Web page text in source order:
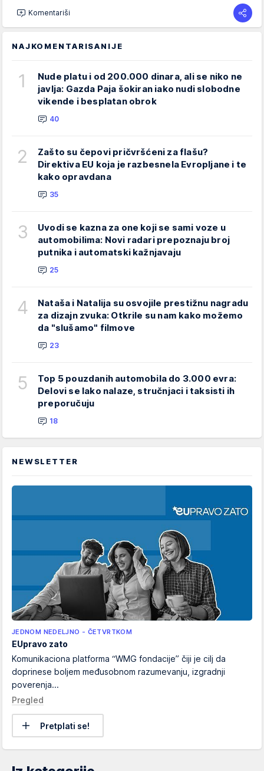
Komentariši
NAJKOMENTARISANIJE
1
Nude platu i od 200.000 dinara, ali se niko ne
javlja: Gazda Paja šokiran iako nudi slobodne
vikende i besplatan obrok
40
2
Zašto su čepovi pričvršćeni za flašu?
Direktiva EU koja je razbesnela Evropljane i te
kako opravdana
35
3
Uvodi se kazna za one koji se sami voze u
automobilima: Novi radari prepoznaju broj
putnika i automatski kažnjavaju
25
4
Nataša i Natalija su osvojile prestižnu nagradu
za dizajn zvuka: Otkrile su nam kako možemo
da "slušamo" filmove
23
5
Top 5 pouzdanih automobila do 3.000 evra:
Delovi se lako nalaze, stručnjaci i taksisti ih
preporučuju
18
NEWSLETTER
JEDNOM NEDELJNO - ČETVRTKOM
EUpravo zato
Komunikaciona platforma “WMG fondacije” čiji je cilj da
doprinese boljem međusobnom razumevanju, izgradnji
poverenja...
Pregled
Pretplati se!